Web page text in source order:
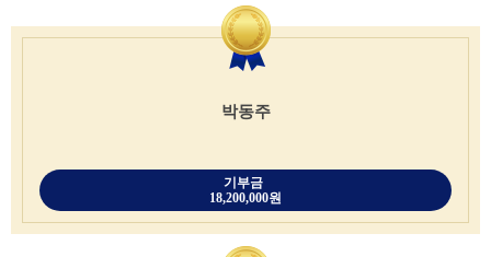
박동주
기부금
18,200,000원